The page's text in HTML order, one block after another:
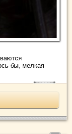
бы, мелкая